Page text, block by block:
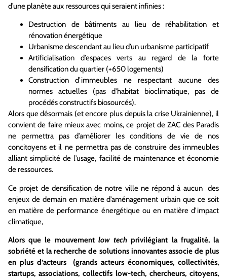
d’une planète aux ressources qui seraient infinies :
Destruction de bâtiments au lieu de réhabilitation et
rénovation énergétique
Urbanisme descendant au lieu d’un urbanisme participatif
Artificialisation d’espaces verts au regard de la forte
densification du quartier (+650 logements)
Construction d’immeubles ne respectant aucune des
normes actuelles (pas d’habitat bioclimatique, pas de
procédés constructifs biosourcés).
Alors que désormais (et encore plus depuis la crise Ukrainienne), il
convient de faire mieux avec moins, ce projet de ZAC des Paradis
ne permettra pas d’améliorer les conditions de vie de nos
concitoyens et il ne permettra pas de construire des immeubles
alliant simplicité de l’usage, facilité de maintenance et économie
de ressources.
Ce projet de densification de notre ville ne répond à aucun des
enjeux de demain en matière d’aménagement urbain que ce soit
en matière de performance énergétique ou en matière d’impact
climatique,
Alors que le mouvement low tech privilégiant la frugalité, la
sobriété et la recherche de solutions innovantes associe de plus
en plus d’acteurs (grands acteurs économiques, collectivités,
startups, associations, collectifs low-tech, chercheurs, citoyens,